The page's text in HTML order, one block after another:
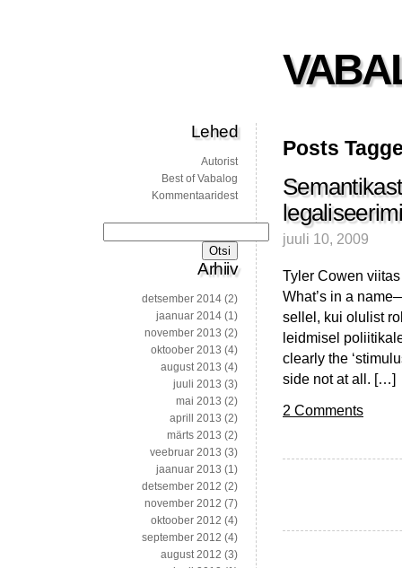
Posts
juuli 10, 2009
Tyler Cowen
What’s in a
sellel, kui olulist
leidmisel
clearly the
side not at all. […]
2 Comments
Lehed
Autorist
Best of Vabalog
Kommentaaridest
Arhiiv
detsember 2014 (2)
jaanuar 2014 (1)
november 2013 (2)
oktoober 2013 (4)
august 2013 (4)
juuli 2013 (3)
mai 2013 (2)
aprill 2013 (2)
märts 2013 (2)
veebruar 2013 (3)
jaanuar 2013 (1)
detsember 2012 (2)
november 2012 (7)
oktoober 2012 (4)
september 2012 (4)
august 2012 (3)